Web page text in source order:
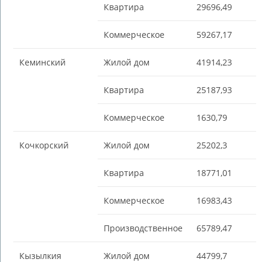
Квартира 29696,49
Коммерческое 59267,17
Кеминский Жилой дом 41914,23
Квартира 25187,93
Коммерческое 1630,79
Кочкорский Жилой дом 25202,3
Квартира 18771,01
Коммерческое 16983,43
Производственное 65789,47
Кызылкия Жилой дом 44799,7